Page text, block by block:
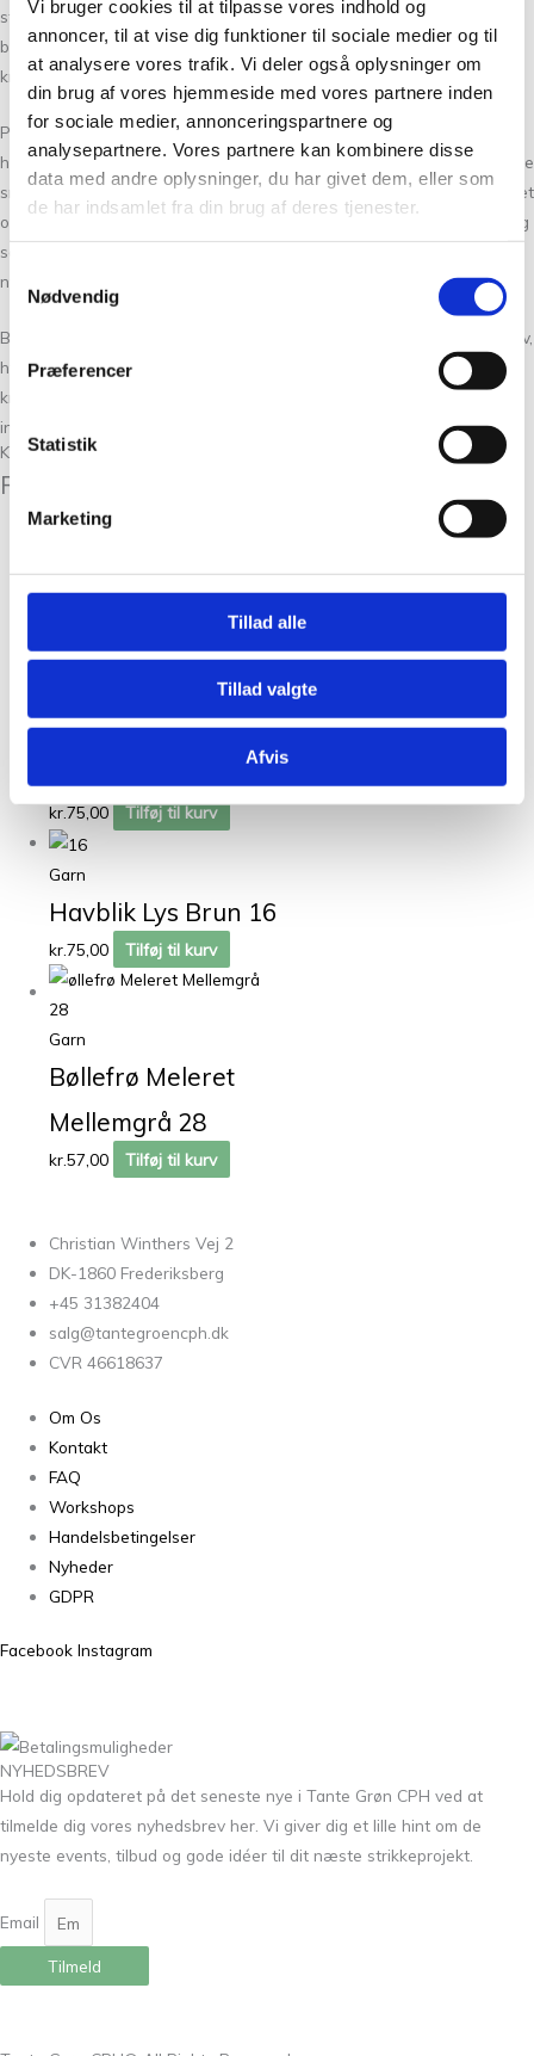
Vi bruger cookies til at tilpasse vores indhold og
annoncer, til at vise dig funktioner til sociale medier og til
at analysere vores trafik. Vi deler også oplysninger om
din brug af vores hjemmeside med vores partnere inden
for sociale medier, annonceringspartnere og
analysepartnere. Vores partnere kan kombinere disse
data med andre oplysninger, du har givet dem, eller som
de har indsamlet fra din brug af deres tjenester.
Nødvendig
Præferencer
Statistik
Marketing
Tillad alle
Tillad valgte
Afvis
strejf af elegance, hvilket har gjort dem til et anerkendt navn i
broderiverdenen. Deres broderikits er skabt med fokus på både
kreativ udfoldelse og et imponerende slutresultat.
Produkterne distribueres gennem et solidt netværk af forhandlere i
hele Skandinavien, så det er nemt for broderi-entusiaster at få fat i de
smukke kits. Virksomheden lægger stor vægt på materialernes kvalitet
og arbejder med nøje udvalgte farvepaletter, der sikrer et æstetisk og
sammenhængende look, som tiltaler både erfarne broderister og
nybegyndere.
BALDYRE’s kollektioner afspejler tydeligt den skandinaviske designarv,
hvilket giver deres produkter et særligt nordisk præg. Søren Nielsens
kreative vision sikrer, at BALDYRE ikke blot tilbyder kits, men også
inspirerer til kreativitet og kunstnerisk udtryk.
Kunder købte også
Relaterede varer
Havblik Lys Gul 35
Havblik Støvet
kr.75,00 Tilføj til kurv
Garn
Havblik Lys Brun 16
kr.75,00 Tilføj til kurv
Garn
Bøllefrø Meleret
Mellemgrå 28
kr.57,00 Tilføj til kurv
Christian Winthers Vej 2
DK-1860 Frederiksberg
+45 31382404
salg@tantegroencph.dk
CVR 46618637
Om Os
Kontakt
FAQ
Workshops
Handelsbetingelser
Nyheder
GDPR
Facebook Instagram
NYHEDSBREV
Hold dig opdateret på det seneste nye i Tante Grøn CPH ved at
tilmelde dig vores nyhedsbrev her. Vi giver dig et lille hint om de
nyeste events, tilbud og gode idéer til dit næste strikkeprojekt.
Email
Tilmeld